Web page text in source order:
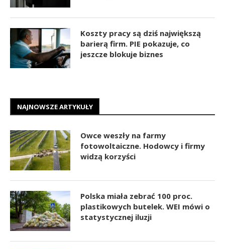
Koszty pracy są dziś największą
barierą firm. PIE pokazuje, co
jeszcze blokuje biznes
NAJNOWSZE ARTYKUŁY
Owce weszły na farmy
fotowoltaiczne. Hodowcy i firmy
widzą korzyści
Polska miała zebrać 100 proc.
plastikowych butelek. WEI mówi o
statystycznej iluzji